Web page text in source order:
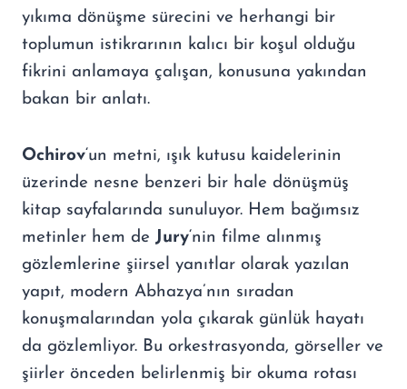
yıkıma dönüşme sürecini ve herhangi bir
toplumun istikrarının kalıcı bir koşul olduğu
fikrini anlamaya çalışan, konusuna yakından
bakan bir anlatı.
Ochirov‘un metni, ışık kutusu kaidelerinin
üzerinde nesne benzeri bir hale dönüşmüş
kitap sayfalarında sunuluyor. Hem bağımsız
metinler hem de Jury‘nin filme alınmış
gözlemlerine şiirsel yanıtlar olarak yazılan
yapıt, modern Abhazya’nın sıradan
konuşmalarından yola çıkarak günlük hayatı
da gözlemliyor. Bu orkestrasyonda, görseller ve
şiirler önceden belirlenmiş bir okuma rotası